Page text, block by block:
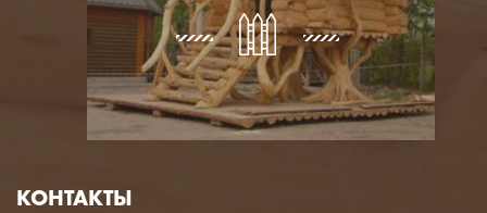
КОНТАКТЫ